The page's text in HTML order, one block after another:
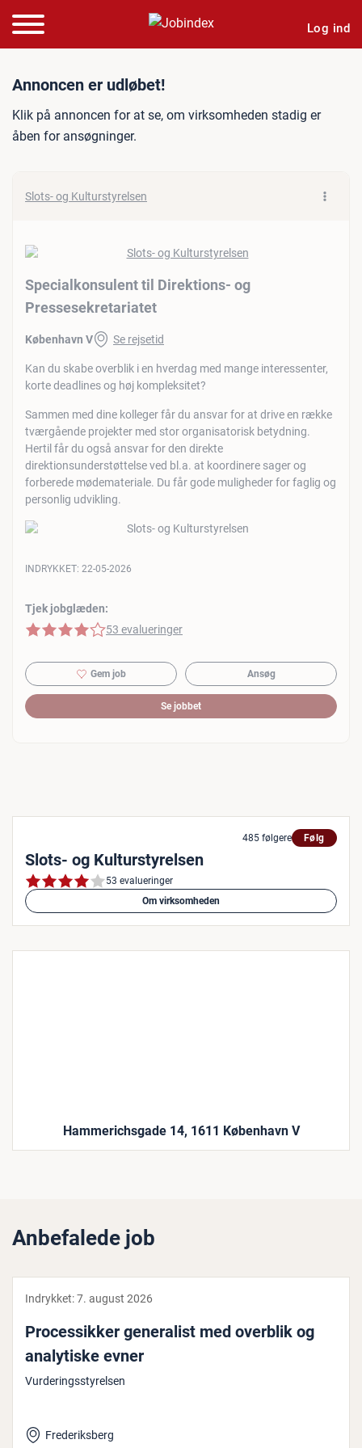
Log ind
Jobannonce:
Annoncen er udløbet!
Klik på annoncen for at se, om virksomheden stadig er
åben for ansøgninger.
Slots- og Kulturstyrelsen
Specialkonsulent til Direktions- og
Pressesekretariatet
København V Se rejsetid
Kan du skabe overblik i en hverdag med mange interessenter,
korte deadlines og høj kompleksitet?
Sammen med dine kolleger får du ansvar for at drive en række
tværgående projekter med stor organisatorisk betydning.
Hertil får du også ansvar for den direkte
direktionsunderstøttelse ved bl.a. at koordinere sager og
forberede mødemateriale. Du får gode muligheder for faglig og
personlig udvikling.
Tjek jobglæden:
4 af 5 stjerner
53 evalueringer
INDRYKKET: 22-05-2026
Gem job Ansøg
Se jobbet
485 følgere Følg
Slots- og Kulturstyrelsen
53 evalueringer
Om virksomheden
Hammerichsgade 14, 1611 København V
Anbefalede job
Indrykket:7. august 2026
Pro­ces­sik­ker ge­ne­ra­list med overblik og
ana­ly­ti­ske evner
Vurderingsstyrelsen
Frederiksberg